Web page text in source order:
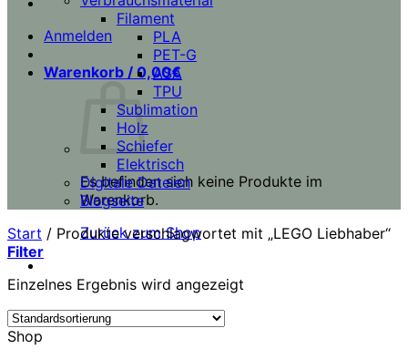
Anmelden
Warenkorb / 0,00€
Es befinden sich keine Produkte im
Warenkorb.
Zurück zum Shop
Filament
PLA
PET-G
ASA
TPU
Sublimation
Holz
Schiefer
Elektrisch
Digitale Dateien
Blogseite
Start / Produkte verschlagwortet mit „LEGO Liebhaber“
Filter
Einzelnes Ergebnis wird angezeigt
Shop